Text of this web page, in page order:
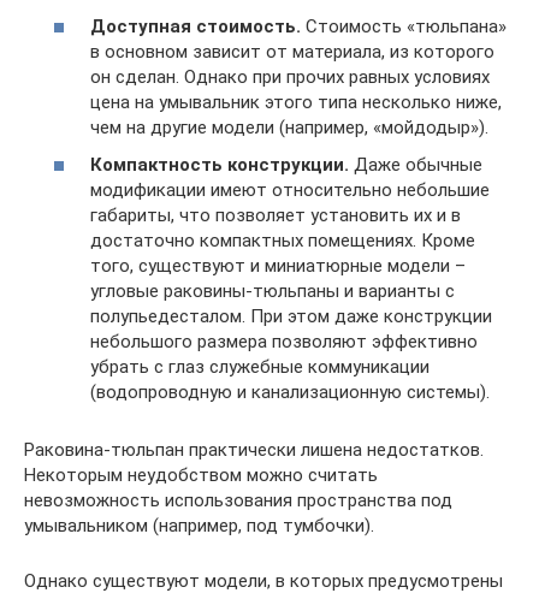
Доступная стоимость. Стоимость «тюльпана»
в основном зависит от материала, из которого
он сделан. Однако при прочих равных условиях
цена на умывальник этого типа несколько ниже,
чем на другие модели (например, «мойдодыр»).
Компактность конструкции. Даже обычные
модификации имеют относительно небольшие
габариты, что позволяет установить их и в
достаточно компактных помещениях. Кроме
того, существуют и миниатюрные модели –
угловые раковины-тюльпаны и варианты с
полупьедесталом. При этом даже конструкции
небольшого размера позволяют эффективно
убрать с глаз служебные коммуникации
(водопроводную и канализационную системы).
Раковина-тюльпан практически лишена недостатков.
Некоторым неудобством можно считать
невозможность использования пространства под
умывальником (например, под тумбочки).
Однако существуют модели, в которых предусмотрены